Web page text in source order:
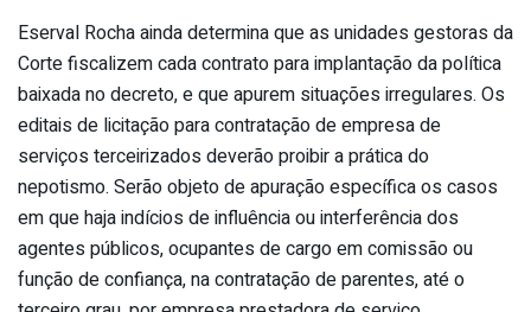
Eserval Rocha ainda determina que as unidades gestoras da
Corte fiscalizem cada contrato para implantação da política
baixada no decreto, e que apurem situações irregulares. Os
editais de licitação para contratação de empresa de
serviços terceirizados deverão proibir a prática do
nepotismo. Serão objeto de apuração específica os casos
em que haja indícios de influência ou interferência dos
agentes públicos, ocupantes de cargo em comissão ou
função de confiança, na contratação de parentes, até o